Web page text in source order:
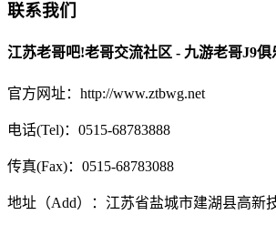
联系我们
江苏老哥吧!老哥交流社区 - 九游老哥J9俱
官方网址：http://www.ztbwg.net
电话(Tel)：0515-68783888
传真(Fax)：0515-68783088
地址（Add）：江苏省盐城市建湖县高新